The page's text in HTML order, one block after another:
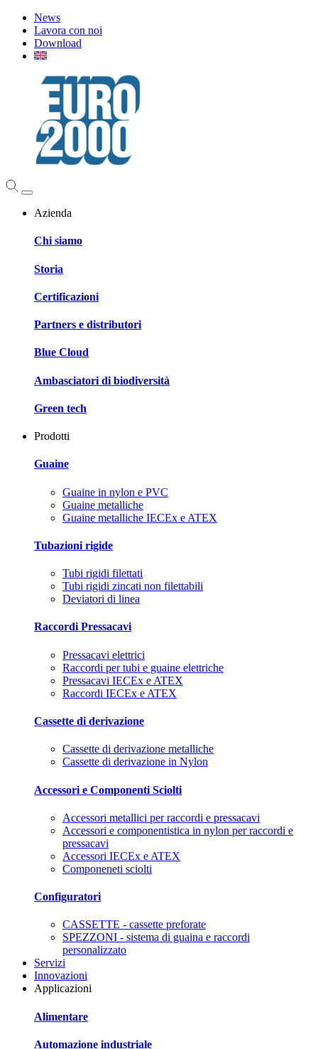
News
Lavora con noi
Download
Azienda
Chi siamo
Storia
Certificazioni
Partners e distributori
Blue Cloud
Ambasciatori di biodiversità
Green tech
Prodotti
Guaine
Guaine in nylon e PVC
Guaine metalliche
Guaine metalliche IECEx e ATEX
Tubazioni rigide
Tubi rigidi filettati
Tubi rigidi zincati non filettabili
Deviatori di linea
Raccordi Pressacavi
Pressacavi elettrici
Raccordi per tubi e guaine elettriche
Pressacavi IECEx e ATEX
Raccordi IECEx e ATEX
Cassette di derivazione
Cassette di derivazione metalliche
Cassette di derivazione in Nylon
Accessori e Componenti Sciolti
Accessori metallici per raccordi e pressacavi
Accessori e componentistica in nylon per raccordi e
pressacavi
Accessori IECEx e ATEX
Componeneti sciolti
Configuratori
CASSETTE - cassette preforate
SPEZZONI - sistema di guaina e raccordi
personalizzato
Servizi
Innovazioni
Applicazioni
Alimentare
Automazione industriale